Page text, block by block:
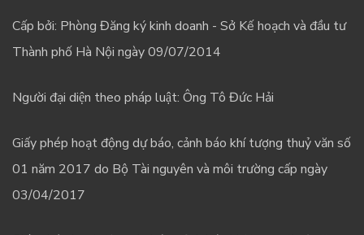
Cấp bởi: Phòng Đăng ký kinh doanh - Sở Kế hoạch và đầu tư
Thành phố Hà Nội ngày 09/07/2014
Người đại diện theo pháp luật: Ông Tô Đức Hải
Giấy phép hoạt động dự báo, cảnh báo khí tượng thuỷ văn số
01 năm 2017 do Bộ Tài nguyên và môi trường cấp ngày
03/04/2017